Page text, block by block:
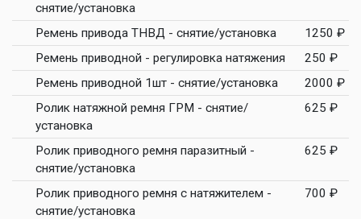
снятие/установка
Ремень привода ТНВД - снятие/установка
1250 ₽
Ремень приводной - регулировка натяжения
250 ₽
Ремень приводной 1шт - снятие/установка
2000 ₽
Ролик натяжной ремня ГРМ - снятие/
установка
625 ₽
Ролик приводного ремня паразитный -
снятие/установка
625 ₽
Ролик приводного ремня с натяжителем -
снятие/установка
700 ₽